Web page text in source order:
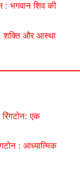
भगवान शिव की
शक्ति और आस्था
एक
: आध्यात्मिक